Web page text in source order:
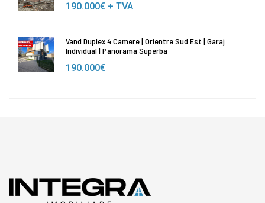
190.000€ + TVA
Vand Duplex 4 Camere | Orientre Sud Est | Garaj
Individual | Panorama Superba
190.000€